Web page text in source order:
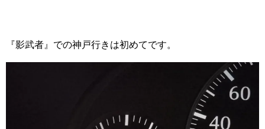
『影武者』での神戸行きは初めてです。